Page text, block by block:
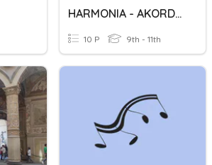
HARMONIA - AKORDY POBOCZNE I
10 P 9th - 11th